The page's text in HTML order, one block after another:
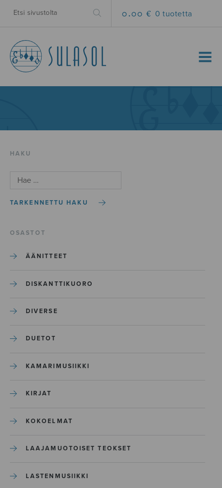
0.00 € 0 tuotetta
MENU
HAKU
TARKENNETTU HAKU
OSASTOT
ÄÄNITTEET
DISKANTTIKUORO
DIVERSE
DUETOT
KAMARIMUSIIKKI
KIRJAT
KOKOELMAT
LAAJAMUOTOISET TEOKSET
LASTENMUSIIKKI